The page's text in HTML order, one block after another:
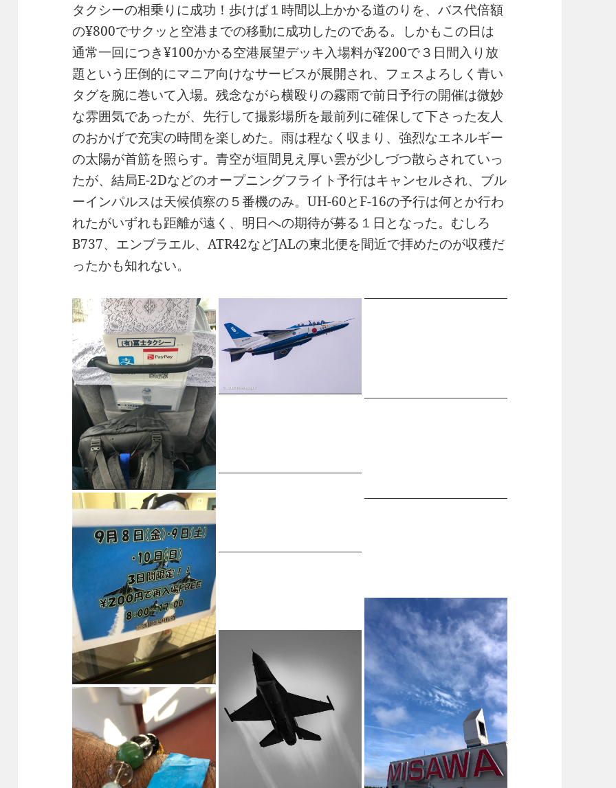
タクシーの相乗りに成功！歩けば１時間以上かかる道のりを、バス代倍額
の¥800でサクッと空港までの移動に成功したのである。しかもこの日は
通常一回につき¥100かかる空港展望デッキ入場料が¥200で３日間入り放
題という圧倒的にマニア向けなサービスが展開され、フェスよろしく青い
タグを腕に巻いて入場。残念ながら横殴りの霧雨で前日予行の開催は微妙
な雰囲気であったが、先行して撮影場所を最前列に確保して下さった友人
のおかげで充実の時間を楽しめた。雨は程なく収まり、強烈なエネルギー
の太陽が首筋を照らす。青空が垣間見え厚い雲が少しづつ散らされていっ
たが、結局E-2Dなどのオープニングフライト予行はキャンセルされ、ブル
ーインパルスは天候偵察の５番機のみ。UH-60とF-16の予行は何とか行わ
れたがいずれも距離が遠く、明日への期待が募る１日となった。むしろ
B737、エンブラエル、ATR42などJALの東北便を間近で拝めたのが収穫だ
ったかも知れない。